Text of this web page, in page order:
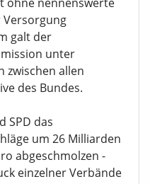
Senkung der
nennenswerte
galt der
unter
des Bundes.
SPD das
um 26 Milliarden